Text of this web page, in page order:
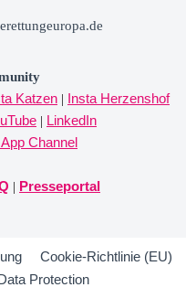
Katzen | Insta Herzenshof
| LinkedIn
Channel
| Presseportal
Cookie-Richtlinie (EU)
Protection